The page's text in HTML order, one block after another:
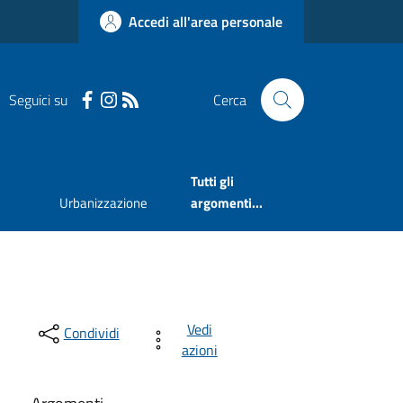
Accedi all'area personale
Seguici su Cerca
Urbanizzazione
Tutti gli
argomenti...
Condividi
Vedi
azioni